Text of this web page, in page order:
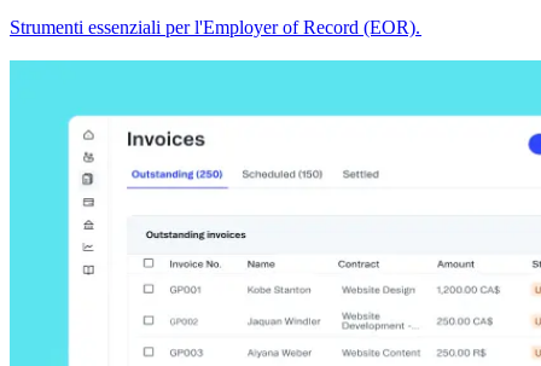
Strumenti essenziali per l'Employer of Record (EOR).​​